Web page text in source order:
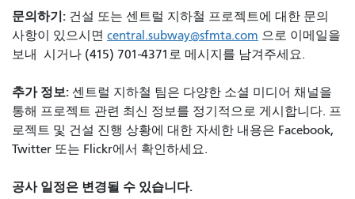
문의하기: 건설 또는 센트럴 지하철 프로젝트에 대한 문의
사항이 있으시면 central.subway@sfmta.com 으로 이메일을
보내 시거나 (415) 701-4371로 메시지를 남겨주세요.
추가 정보: 센트럴 지하철 팀은 다양한 소셜 미디어 채널을
통해 프로젝트 관련 최신 정보를 정기적으로 게시합니다. 프
로젝트 및 건설 진행 상황에 대한 자세한 내용은 Facebook,
Twitter 또는 Flickr에서 확인하세요.
공사 일정은 변경될 수 있습니다.